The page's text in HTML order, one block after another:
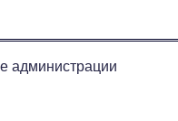
администрации